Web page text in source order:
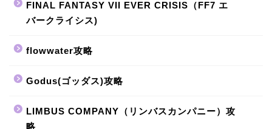
FINAL FANTASY VII EVER CRISIS（FF7 エ
バークライシス)
flowwater攻略
Godus(ゴッダス)攻略
LIMBUS COMPANY（リンバスカンパニー）攻
略